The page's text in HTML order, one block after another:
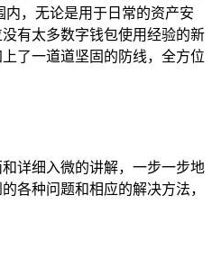
，无论是用于日常的资产安
有太多数字钱包使用经验的新
了一道道坚固的防线，全方位
详细入微的讲解，一步一步地
各种问题和相应的解决方法，